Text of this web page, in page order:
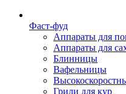
Фаст-фуд
Аппараты для
Аппараты для
Блинницы
Вафельницы
Грили для кур